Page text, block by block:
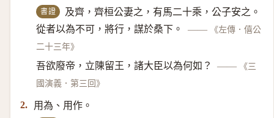
書證
及齊，齊桓公妻之，有馬二十乘，公子安之。
從者以為不可，將行，謀於桑下。
——
《左傳．僖公
二十三年》
吾欲廢帝，立陳留王，諸大臣以為何如？ ——
《三
國演義．第三回》
2. 用為、用作。